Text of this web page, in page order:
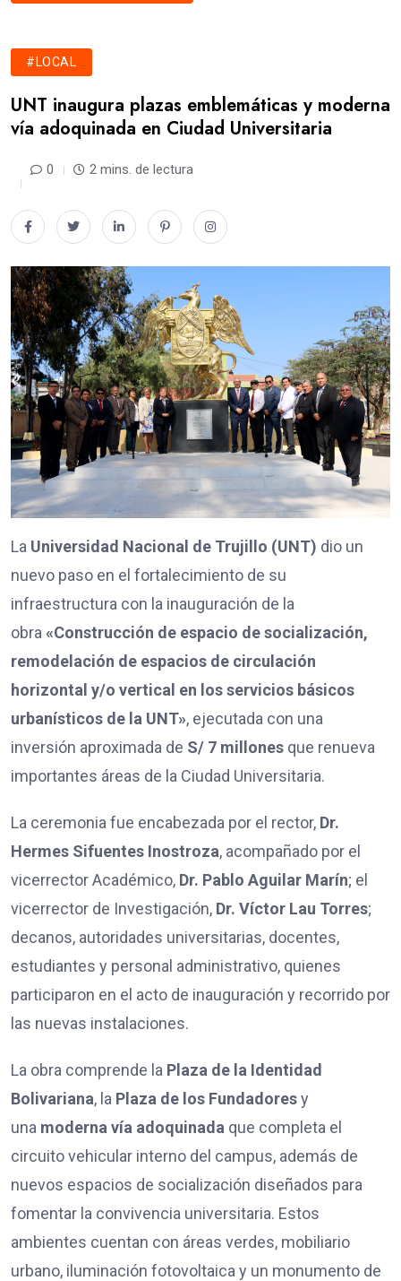
#LOCAL
UNT inaugura plazas emblemáticas y moderna
vía adoquinada en Ciudad Universitaria
0 2 mins. de lectura
La Universidad Nacional de Trujillo (UNT) dio un
nuevo paso en el fortalecimiento de su
infraestructura con la inauguración de la
obra «Construcción de espacio de socialización,
remodelación de espacios de circulación
horizontal y/o vertical en los servicios básicos
urbanísticos de la UNT», ejecutada con una
inversión aproximada de S/ 7 millones que renueva
importantes áreas de la Ciudad Universitaria.
La ceremonia fue encabezada por el rector, Dr.
Hermes Sifuentes Inostroza, acompañado por el
vicerrector Académico, Dr. Pablo Aguilar Marín; el
vicerrector de Investigación, Dr. Víctor Lau Torres;
decanos, autoridades universitarias, docentes,
estudiantes y personal administrativo, quienes
participaron en el acto de inauguración y recorrido por
las nuevas instalaciones.
La obra comprende la Plaza de la Identidad
Bolivariana, la Plaza de los Fundadoresy
una moderna vía adoquinada que completa el
circuito vehicular interno del campus, además de
nuevos espacios de socialización diseñados para
fomentar la convivencia universitaria. Estos
ambientes cuentan con áreas verdes, mobiliario
urbano, iluminación fotovoltaica y un monumento de